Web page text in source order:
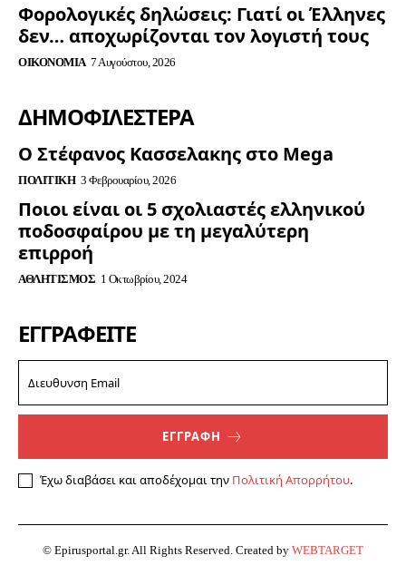
Φορολογικές δηλώσεις: Γιατί οι Έλληνες
δεν… αποχωρίζονται τον λογιστή τους
ΟΙΚΟΝΟΜΊΑ 7 Αυγούστου, 2026
ΔΗΜΟΦΙΛΈΣΤΕΡΑ
Ο Στέφανος Κασσελακης στο Mega
ΠΟΛΙΤΙΚΉ 3 Φεβρουαρίου, 2026
Ποιοι είναι οι 5 σχολιαστές ελληνικού
ποδοσφαίρου με τη μεγαλύτερη
επιρροή
ΑΘΛΗΤΙΣΜΌΣ 1 Οκτωβρίου, 2024
ΕΓΓΡΑΦΕΊΤΕ
ΕΓΓΡΑΦΗ
Έχω διαβάσει και αποδέχομαι την Πολιτική Απορρήτου.
© Epirusportal.gr. All Rights Reserved. Created by WEBTARGET